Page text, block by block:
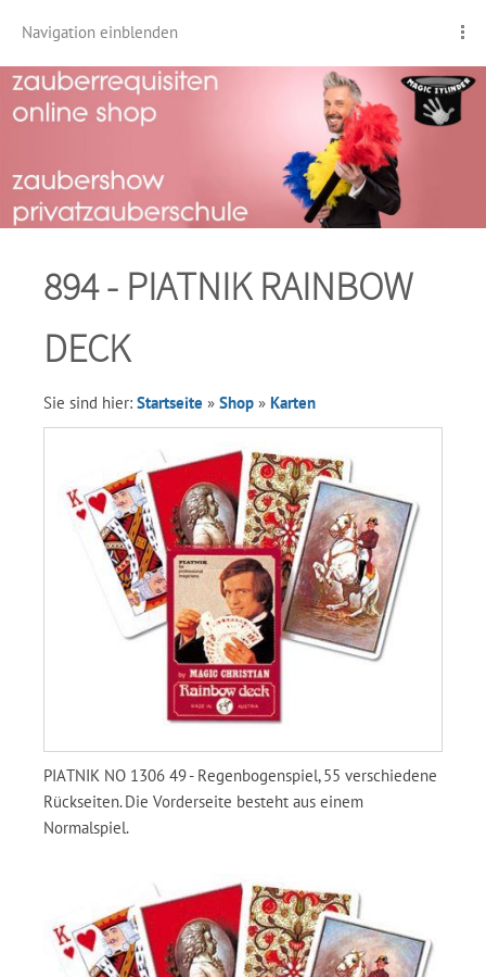
Navigation einblenden
894 - PIATNIK RAINBOW
DECK
Sie sind hier: Startseite » Shop » Karten
PIATNIK NO 1306 49 - Regenbogenspiel, 55 verschiedene
Rückseiten. Die Vorderseite besteht aus einem
Normalspiel.